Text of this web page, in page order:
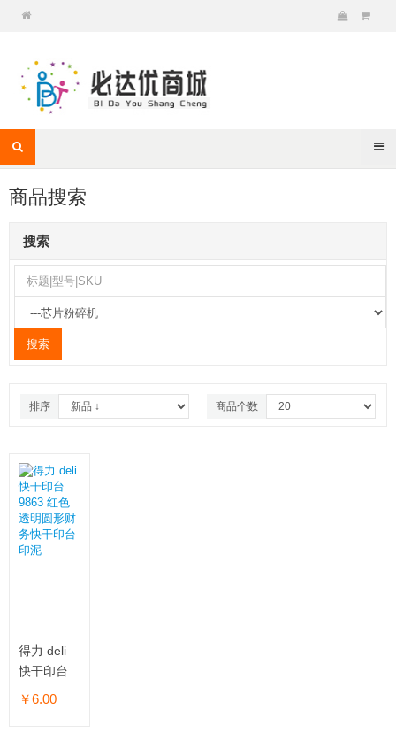
商品搜索
搜索
排序 商品个数
得力 deli
快干印台
9863 红色
￥6.00